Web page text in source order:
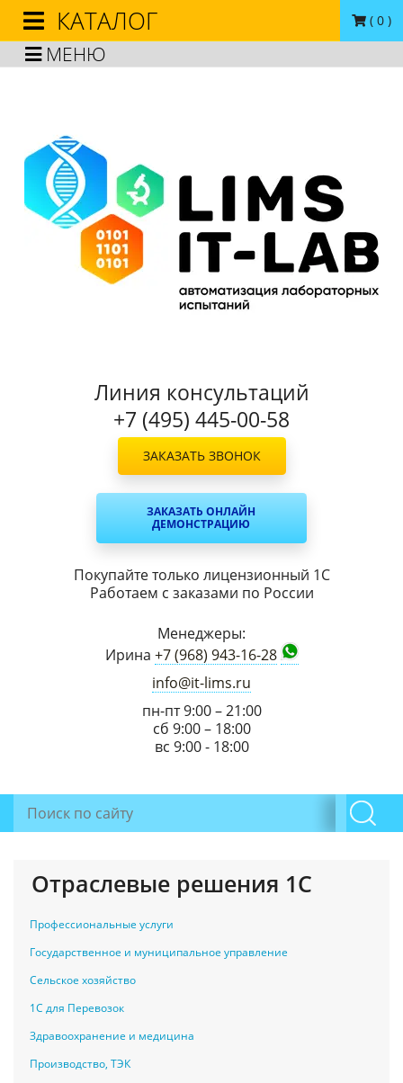
МЕНЮ
( 0 )
Линия консультаций
+7 (495) 445-00-58
ЗАКАЗАТЬ ЗВОНОК
ЗАКАЗАТЬ ОНЛАЙН
ДЕМОНСТРАЦИЮ
Покупайте только лицензионный 1С
Работаем с заказами по России
Менеджеры:
Ирина +7 (968) 943-16-28
info@it-lims.ru
пн-пт 9:00 – 21:00
сб 9:00 – 18:00
вс 9:00 - 18:00
КАТАЛОГ
Отраслевые решения 1С
Профессиональные услуги
Государственное и муниципальное управление
Сельское хозяйство
1С для Перевозок
Здравоохранение и медицина
Производство, ТЭК